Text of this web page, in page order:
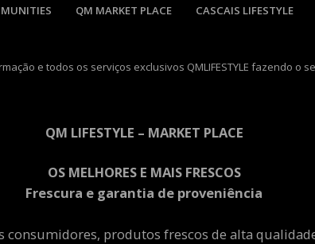
QM MARKET PLACE CASCAIS LIFESTYLE
e todos os serviços exclusivos QMLIFESTYLE fazendo o
QM LIFESTYLE – MARKET PLACE
OS MELHORES E MAIS FRESCOS
Frescura e garantia de proveniência
consumidores, produtos frescos de alta